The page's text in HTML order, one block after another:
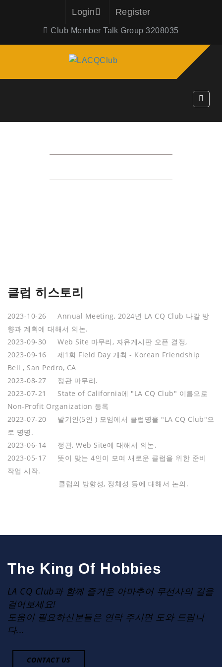
Login Register
Club Member Talk Group 3208035
클럽 히스토리
2023-10-26 Annual Meeting, 2024년 LA CQ Club 나갈 방
향과 계획에 대해서 의논.
2023-09-30 Web Site 마무리, 자유게시판 오픈 결정,
2023-09-16 제1회 Field Day 개최 - Korean Friendship
Bell , San Pedro, CA
2023-08-27 정관 마무리.
2023-07-21 State of California에 "LA CQ Club" 이름으로
Non-Profit Organization 등록
2023-07-20 발기인(5인 ) 모임에서 클럽명을 "LA CQ Club"으
로 명명.
2023-06-14 정관, Web Site에 대해서 의논.
2023-05-17 뜻이 맞는 4인이 모여 새로운 클럽을 위한 준비
작업 시작.
클럽의 방향성, 정체성 등에 대해서 논의.
The King Of Hobbies
LA CQ Club과 함께 즐거운 아마추어 무선사의 길을
걸어보세요!
도움이 필요하신분들은 연락 주시면 도와 드립니
다...
CONTACT US